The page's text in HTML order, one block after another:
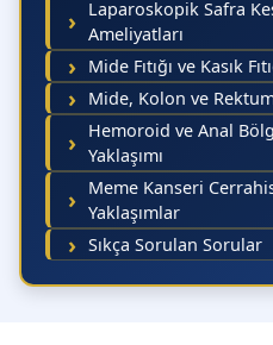
Laparoskopik Safra
Ameliyatları
Mide Fıtığı ve Kasık
Mide, Kolon ve
Hemoroid ve Anal
Yaklaşımı
Meme Kanseri
Yaklaşımlar
Sıkça Sorulan Sorular